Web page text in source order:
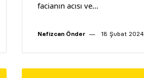
facianın acısı ve…
Nafizcan Önder 18 Şubat 2024